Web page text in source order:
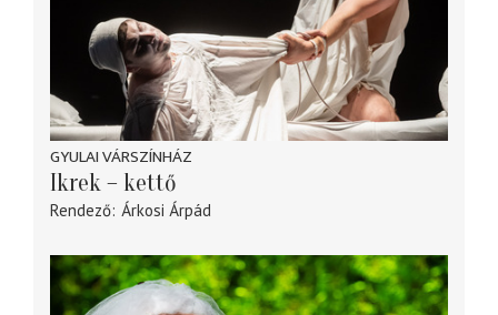
GYULAI VÁRSZÍNHÁZ
Ikrek – kettő
Rendező Árkosi Árpád